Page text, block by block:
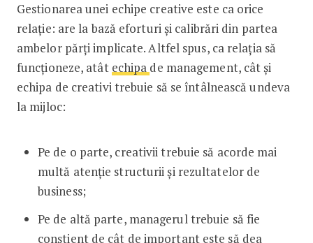
Gestionarea unei echipe creative este ca orice
relație: are la bază eforturi și calibrări din partea
ambelor părți implicate. Altfel spus, ca relația să
funcționeze, atât echipa de management, cât și
echipa de creativi trebuie să se întâlnească undeva
la mijloc:
Pe de o parte, creativii trebuie să acorde mai
multă atenție structurii și rezultatelor de
business;
Pe de altă parte, managerul trebuie să fie
conștient de cât de important este să dea